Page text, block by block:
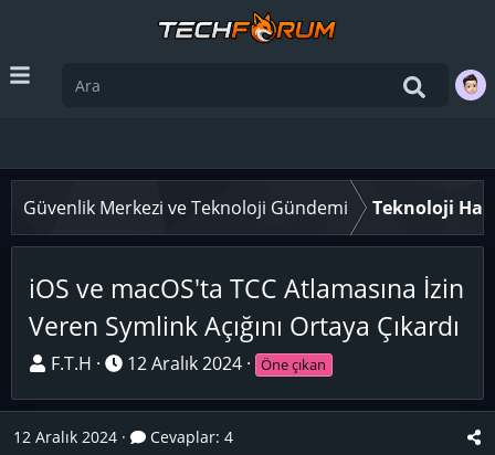
Güvenlik Merkezi ve Teknoloji Gündemi Teknoloji
iOS ve macOS'ta TCC Atlamasına İzin
Veren Symlink Açığını Ortaya Çıkardı
K
n
u
F.T.H
B
ş
12 Aralık 2024 Öne çıkan
12 Aralık 2024 Cevaplar: 4